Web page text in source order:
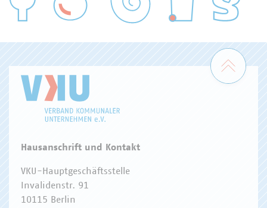
WASSER/ABWASSER
Zum
Hausanschrift und Kontakt
VKU-Hauptgeschäftsstelle
Invalidenstr. 91
10115 Berlin